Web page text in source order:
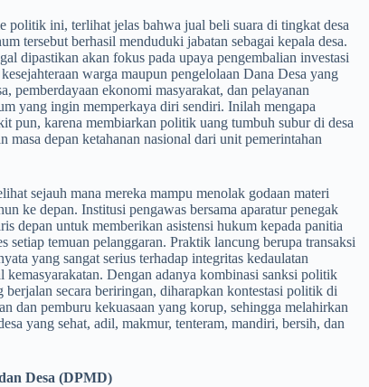
politik ini, terlihat jelas bahwa jual beli suara di tingkat desa
tersebut berhasil menduduki jabatan sebagai kepala desa.
dipastikan akan fokus pada upaya pengembalian investasi
warga maupun pengelolaan Dana Desa yang
pemberdayaan ekonomi masyarakat, dan pelayanan
yang ingin memperkaya diri sendiri. Inilah mengapa
pun, karena membiarkan politik uang tumbuh subur di desa
masa depan ketahanan nasional dari unit pemerintahan
sejauh mana mereka mampu menolak godaan materi
ke depan. Institusi pengawas bersama aparatur penegak
depan untuk memberikan asistensi hukum kepada panitia
temuan pelanggaran. Praktik lancung berupa transaksi
yang sangat serius terhadap integritas kedaulatan
kemasyarakatan. Dengan adanya kombinasi sanksi politik
secara beriringan, diharapkan kontestasi politik di
dan pemburu kekuasaan yang korup, sehingga melahirkan
yang sehat, adil, makmur, tenteram, mandiri, bersih, dan
Desa (DPMD)